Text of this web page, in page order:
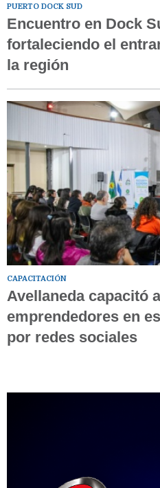
PUERTO DOCK SUD
Encuentro en Dock
fortaleciendo el
la región
CAPACITACIÓN
Avellaneda capacitó
emprendedores en
por redes sociales